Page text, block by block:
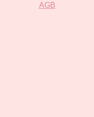
AGB